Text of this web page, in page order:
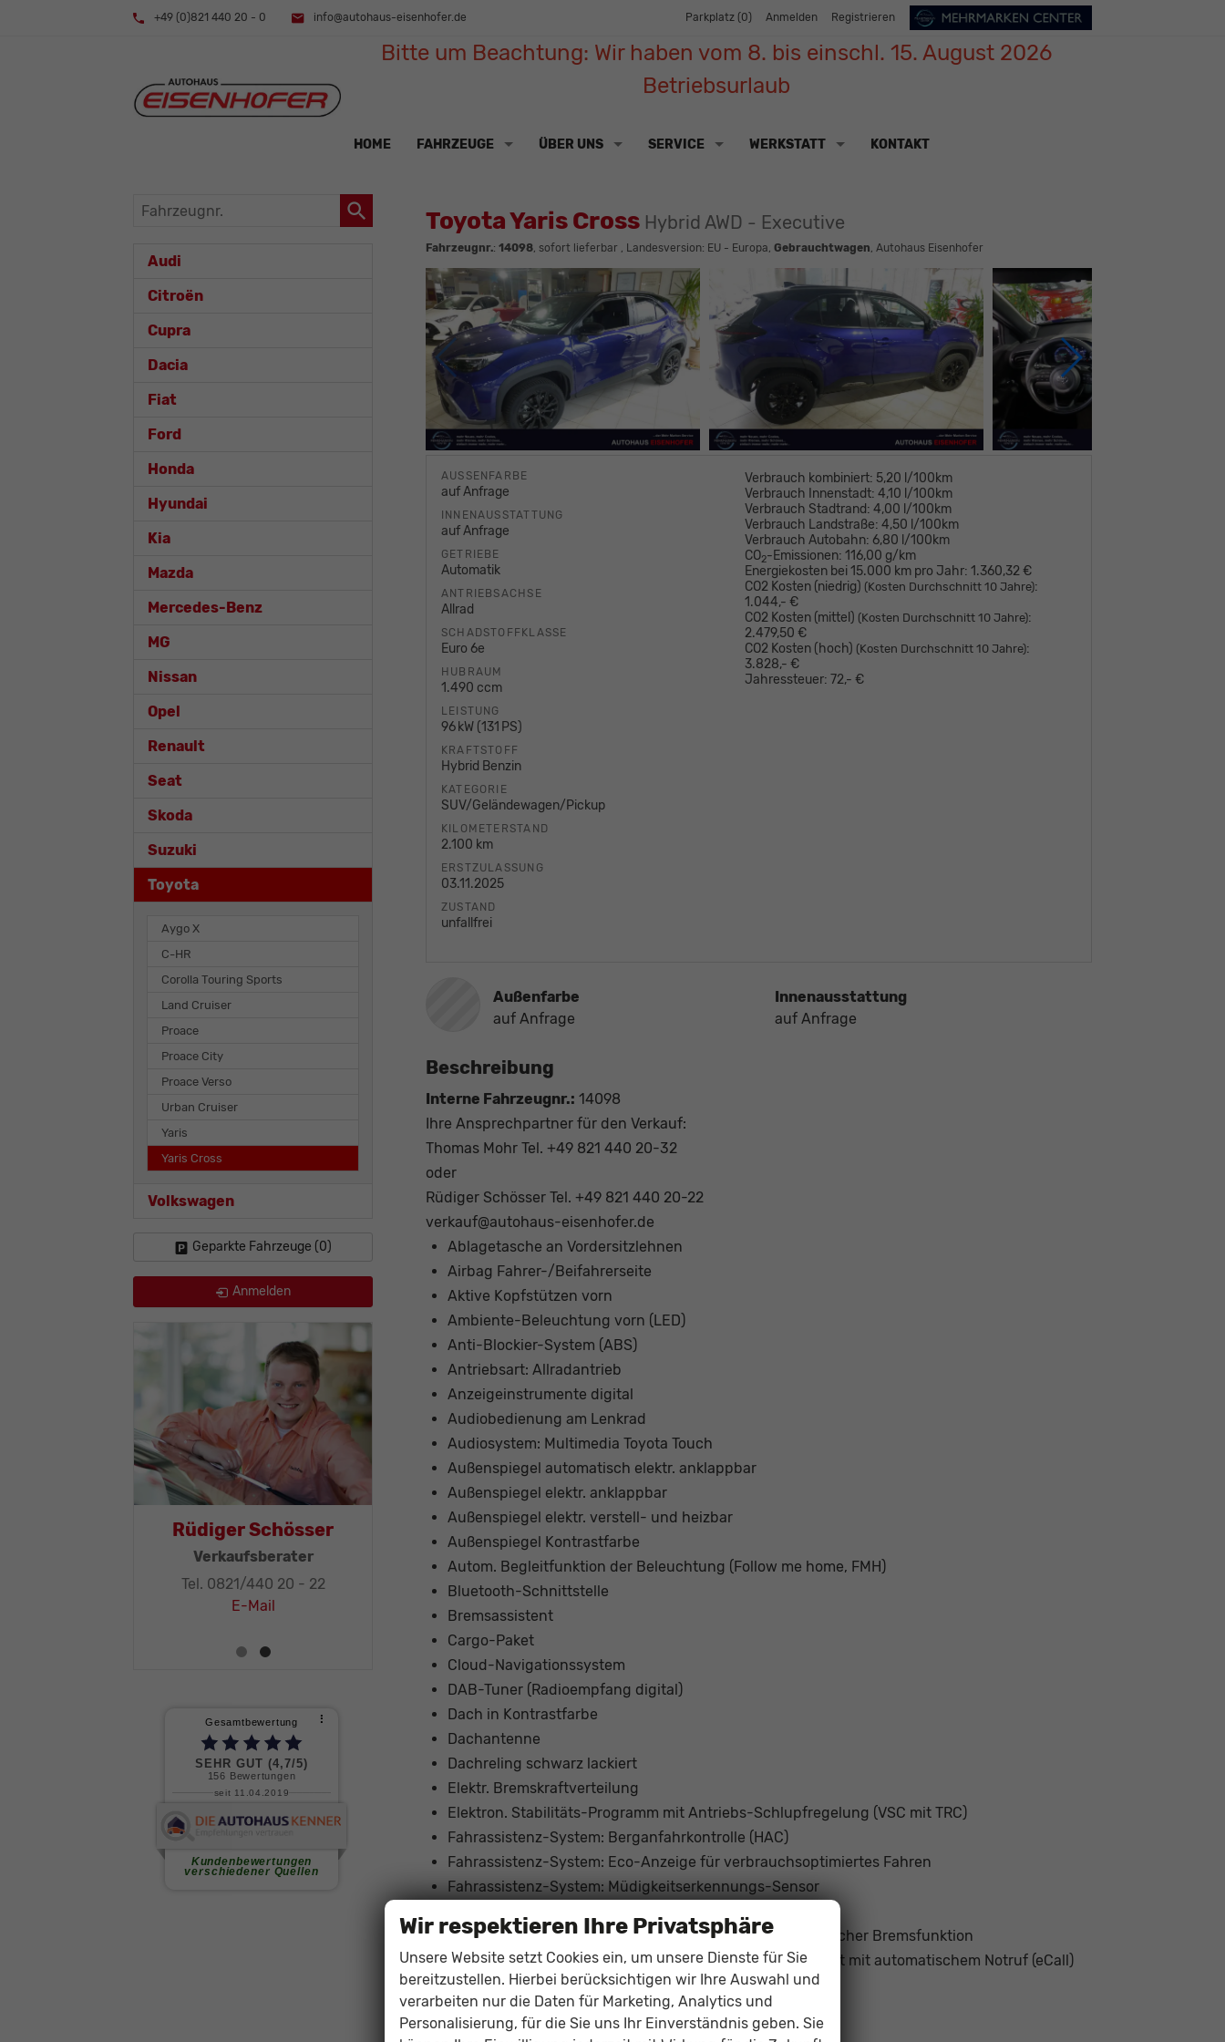
+49 (0)821 440 20 - 0 info@autohaus-eisenhofer.de Parkplatz (0) Anmelden Registrieren
Bitte um Beachtung: Wir haben vom 8. bis einschl. 15. August 2026
Betriebsurlaub
HOME FAHRZEUGE ÜBER UNS SERVICE WERKSTATT KONTAKT
Toyota Yaris Cross Hybrid AWD - Executive
Fahrzeugnr.: 14098, sofort lieferbar , Landesversion: EU - Europa, Gebrauchtwagen, Autohaus Eisenhofer
AUSSENFARBE
auf Anfrage
INNENAUSSTATTUNG
auf Anfrage
GETRIEBE
Automatik
ANTRIEBSACHSE
Allrad
SCHADSTOFFKLASSE
Euro 6e
HUBRAUM
1.490 ccm
LEISTUNG
96 kW (131 PS)
KRAFTSTOFF
Hybrid Benzin
KATEGORIE
SUV/Geländewagen/Pickup
KILOMETERSTAND
2.100 km
ERSTZULASSUNG
03.11.2025
ZUSTAND
unfallfrei
Verbrauch kombiniert: 5,20 l/100km
Verbrauch Innenstadt: 4,10 l/100km
Verbrauch Stadtrand: 4,00 l/100km
Verbrauch Landstraße: 4,50 l/100km
Verbrauch Autobahn: 6,80 l/100km
CO2-Emissionen: 116,00 g/km
Energiekosten bei 15.000 km pro Jahr: 1.360,32 €
CO2 Kosten (niedrig) (Kosten Durchschnitt 10 Jahre):
1.044,- €
CO2 Kosten (mittel) (Kosten Durchschnitt 10 Jahre):
2.479,50 €
CO2 Kosten (hoch) (Kosten Durchschnitt 10 Jahre):
3.828,- €
Jahressteuer: 72,- €
Außenfarbe
auf Anfrage
Innenausstattung
auf Anfrage
Beschreibung
Interne Fahrzeugnr.: 14098
Ihre Ansprechpartner für den Verkauf:
Thomas Mohr Tel. +49 821 440 20-32
oder
Rüdiger Schösser Tel. +49 821 440 20-22
verkauf@autohaus-eisenhofer.de
Ablagetasche an Vordersitzlehnen
Airbag Fahrer-/Beifahrerseite
Aktive Kopfstützen vorn
Ambiente-Beleuchtung vorn (LED)
Anti-Blockier-System (ABS)
Antriebsart: Allradantrieb
Anzeigeinstrumente digital
Audiobedienung am Lenkrad
Audiosystem: Multimedia Toyota Touch
Außenspiegel automatisch elektr. anklappbar
Außenspiegel elektr. anklappbar
Außenspiegel elektr. verstell- und heizbar
Außenspiegel Kontrastfarbe
Autom. Begleitfunktion der Beleuchtung (Follow me home, FMH)
Bluetooth-Schnittstelle
Bremsassistent
Cargo-Paket
Cloud-Navigationssystem
DAB-Tuner (Radioempfang digital)
Dach in Kontrastfarbe
Dachantenne
Dachreling schwarz lackiert
Elektr. Bremskraftverteilung
Elektron. Stabilitäts-Programm mit Antriebs-Schlupfregelung (VSC mit TRC)
Fahrassistenz-System: Berganfahrkontrolle (HAC)
Fahrassistenz-System: Eco-Anzeige für verbrauchsoptimiertes Fahren
Fahrassistenz-System: Müdigkeitserkennungs-Sensor
Fahrassistenz-System: Rückfahr-Assistent mit automatischer Bremsfunktion
Fahrassistenz-System: Sicherheitssystem Toyota Connect mit automatischem Notruf (eCall)
Fahrassistenz-System: Spurhalteassistent (LDA)
Fahrassistenz-System: Spurwechselassistent
Fahrassistenz-System: Totwinkel-Assistent (BLIS)
Fahrzeugnr.
Audi
Citroën
Cupra
Dacia
Fiat
Ford
Honda
Hyundai
Kia
Mazda
Mercedes-Benz
MG
Nissan
Opel
Renault
Seat
Skoda
Suzuki
Toyota
Aygo X
C-HR
Corolla Touring Sports
Land Cruiser
Proace
Proace City
Proace Verso
Urban Cruiser
Yaris
Yaris Cross
Volkswagen
Geparkte Fahrzeuge (0)
Anmelden
Rüdiger Schösser
Verkaufsberater
Tel. 0821/440 20 - 22
E-Mail
Wir respektieren Ihre Privatsphäre
Unsere Website setzt Cookies ein, um unsere Dienste für Sie
bereitzustellen. Hierbei berücksichtigen wir Ihre Auswahl und
verarbeiten nur die Daten für Marketing, Analytics und
Personalisierung, für die Sie uns Ihr Einverständnis geben. Sie